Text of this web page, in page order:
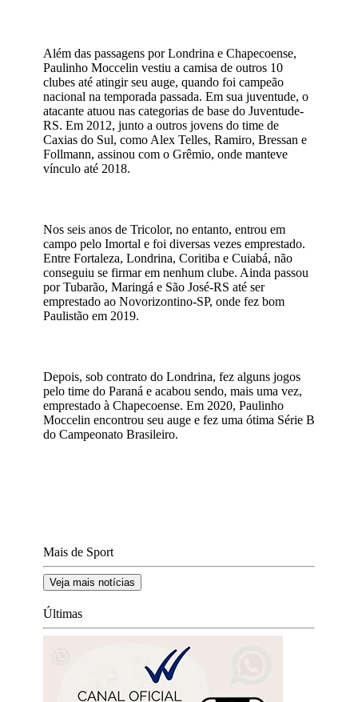
Além das passagens por Londrina e Chapecoense,
Paulinho Moccelin vestiu a camisa de outros 10
clubes até atingir seu auge, quando foi campeão
nacional na temporada passada. Em sua juventude, o
atacante atuou nas categorias de base do Juventude-
RS. Em 2012, junto a outros jovens do time de
Caxias do Sul, como Alex Telles, Ramiro, Bressan e
Follmann, assinou com o Grêmio, onde manteve
vínculo até 2018.
Nos seis anos de Tricolor, no entanto, entrou em
campo pelo Imortal e foi diversas vezes emprestado.
Entre Fortaleza, Londrina, Coritiba e Cuiabá, não
conseguiu se firmar em nenhum clube. Ainda passou
por Tubarão, Maringá e São José-RS até ser
emprestado ao Novorizontino-SP, onde fez bom
Paulistão em 2019.
Depois, sob contrato do Londrina, fez alguns jogos
pelo time do Paraná e acabou sendo, mais uma vez,
emprestado à Chapecoense. Em 2020, Paulinho
Moccelin encontrou seu auge e fez uma ótima Série B
do Campeonato Brasileiro.
Mais de Sport
Veja mais notícias
Últimas